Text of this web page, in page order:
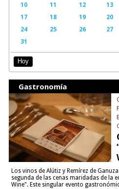
10
11 12 13
17
18 19 20
24
25 26 27
31
Hoy
Gastronomía
Los vinos de Alútiz y Remírez de
segunda de las cenas maridadas de la
Wine". Este singular evento